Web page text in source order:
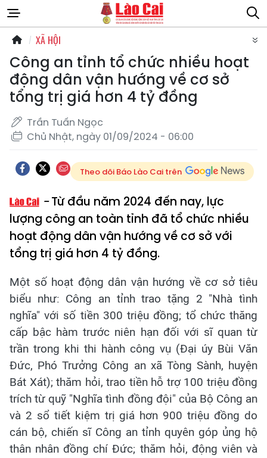
XÃ HỘI
Công an tỉnh tổ chức nhiều hoạt
động dân vận hướng về cơ sở
tổng trị giá hơn 4 tỷ đồng
Trần Tuấn Ngọc
Chủ Nhật, ngày 01/09/2024 - 06:00
Theo dõi Báo Lào Cai trên
Từ đầu năm 2024 đến nay, lực
lượng công an toàn tỉnh đã tổ chức nhiều
hoạt động dân vận hướng về cơ sở với
tổng trị giá hơn 4 tỷ đồng.
Một số hoạt động dân vận hướng về cơ sở tiêu
biểu như: Công an tỉnh trao tặng 2 "Nhà tình
nghĩa" với số tiền 300 triệu đồng; tổ chức thăng
cấp bậc hàm trước niên hạn đối với sĩ quan từ
trần trong khi thi hành công vụ (Đại úy Bùi Văn
Đức, Phó Trưởng Công an xã Tòng Sành, huyện
Bát Xát); thăm hỏi, trao tiền hỗ trợ 100 triệu đồng
trích từ quỹ "Nghĩa tình đồng đội" của Bộ Công an
và 2 sổ tiết kiệm trị giá hơn 900 triệu đồng do
cán bộ, chiến sĩ Công an tỉnh quyên góp ủng hộ
thân nhân đồng chí Đức; thăm hỏi, động viên và